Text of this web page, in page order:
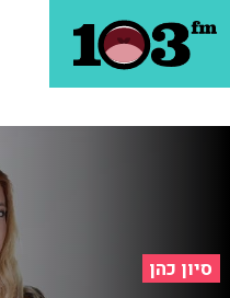
סיון כהן